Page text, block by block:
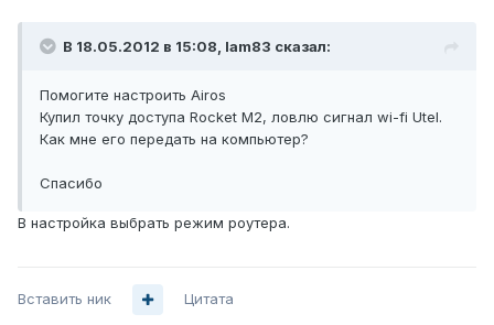
В 18.05.2012 в 15:08, lam83 сказал:
Помогите настроить Airos
Купил точку доступа Rocket M2, ловлю сигнал wi-fi Utel.
Как мне его передать на компьютер?
Спасибо
В настройка выбрать режим роутера.
Вставить ник Цитата